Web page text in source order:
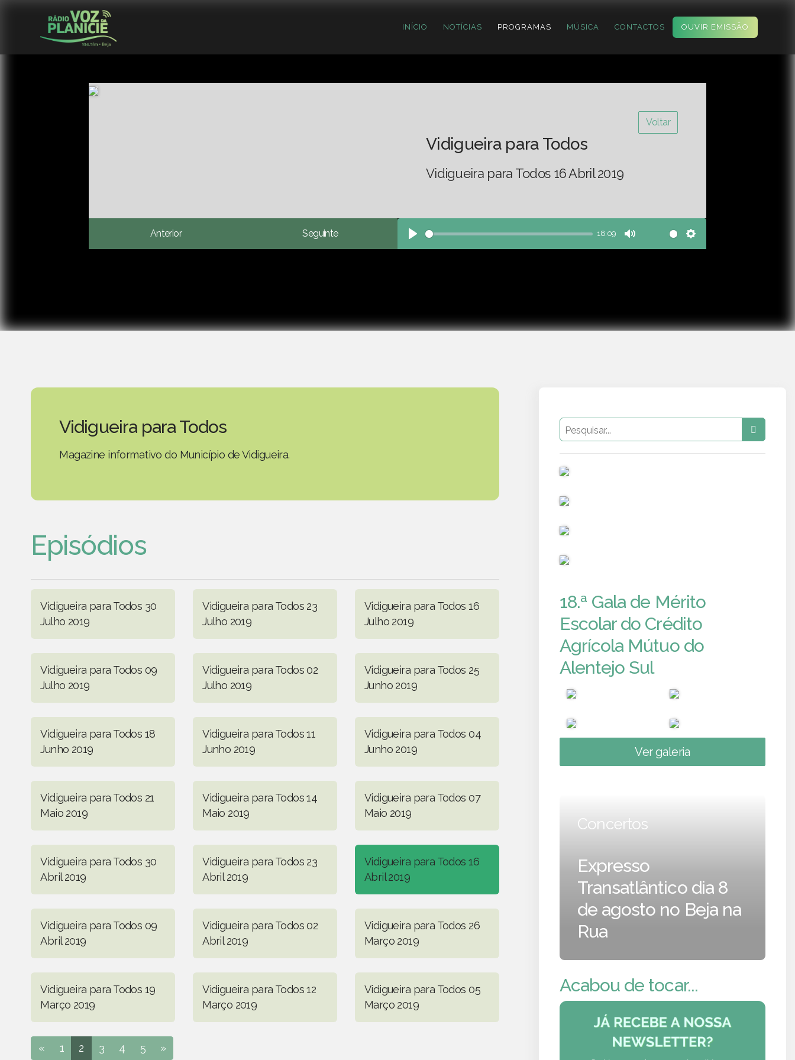
INÍCIO NOTÍCIAS PROGRAMAS MÚSICA CONTACTOS OUVIR EMISSÃO
Voltar
Vidigueira para Todos
Vidigueira para Todos 16 Abril 2019
Anterior Seguinte
Play
18:09
Mute Settings
Vidigueira para Todos
Magazine informativo do Município de Vidigueira.
Episódios
Vidigueira para Todos 30
Julho 2019
Vidigueira para Todos 23
Julho 2019
Vidigueira para Todos 16
Julho 2019
Vidigueira para Todos 09
Julho 2019
Vidigueira para Todos 02
Julho 2019
Vidigueira para Todos 25
Junho 2019
Vidigueira para Todos 18
Junho 2019
Vidigueira para Todos 11
Junho 2019
Vidigueira para Todos 04
Junho 2019
Vidigueira para Todos 21
Maio 2019
Vidigueira para Todos 14
Maio 2019
Vidigueira para Todos 07
Maio 2019
Vidigueira para Todos 30
Abril 2019
Vidigueira para Todos 23
Abril 2019
Vidigueira para Todos 16
Abril 2019
Vidigueira para Todos 09
Abril 2019
Vidigueira para Todos 02
Abril 2019
Vidigueira para Todos 26
Março 2019
Vidigueira para Todos 19
Março 2019
Vidigueira para Todos 12
Março 2019
Vidigueira para Todos 05
Março 2019
« 1 2 3 4 5 »
18.ª Gala de Mérito
Escolar do Crédito
Agrícola Mútuo do
Alentejo Sul
Ver galeria
Concertos
Expresso
Transatlântico dia 8
de agosto no Beja na
Rua
Acabou de tocar...